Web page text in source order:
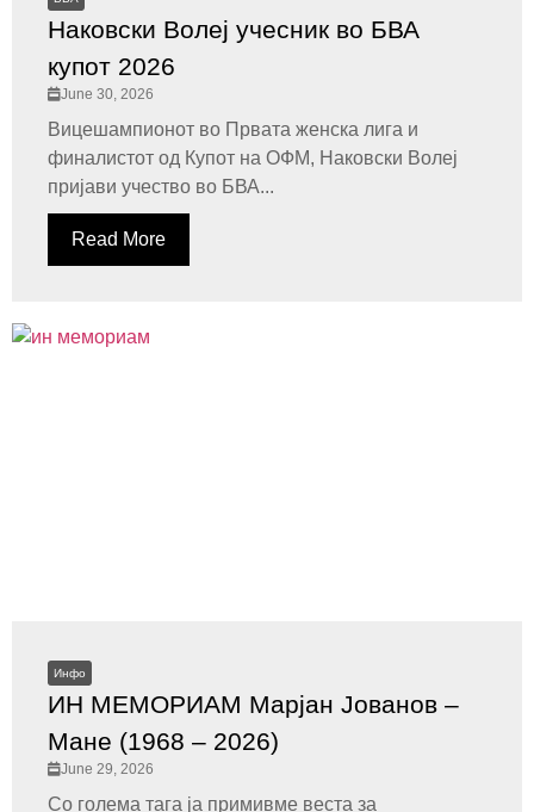
Наковски Волеј учесник во БВА
купот 2026
June 30, 2026
Вицешампионот во Првата женска лига и
финалистот од Купот на ОФМ, Наковски Волеј
пријави учество во БВА...
Read More
Инфо
ИН МЕМОРИАМ Марјан Јованов –
Мане (1968 – 2026)
June 29, 2026
Со голема тага ја примивме веста за